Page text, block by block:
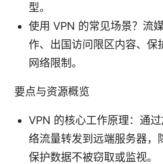
型。
使用 VPN 的常见场景？流
作、出国访问限区内容、保
网络限制。
要点与资源概览
VPN 的核心工作原理：通
络流量转发到远端服务器，
保护数据不被窃取或监视。